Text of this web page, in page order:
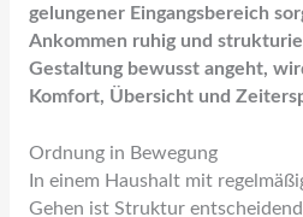
gelungener Eingangsbereich
Ankommen ruhig und
Gestaltung bewusst angeht,
Komfort, Übersicht und
Ordnung in Bewegung
In einem Haushalt mit
Gehen ist Struktur